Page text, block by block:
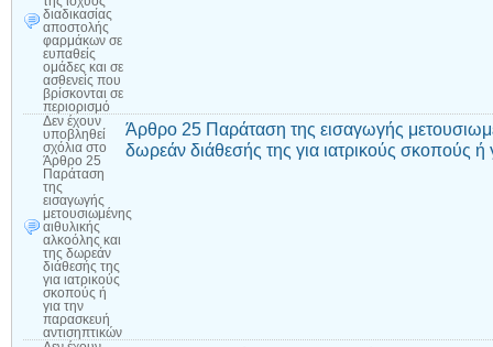
διαδικασίας
αποστολής
φαρμάκων σε
ευπαθείς
ομάδες και σε
ασθενείς που
βρίσκονται σε
περιορισμό
Δεν έχουν
υποβληθεί
σχόλια στο
Άρθρο 25
Παράταση
της
εισαγωγής
μετουσιωμένης
αιθυλικής
αλκοόλης και
της δωρεάν
διάθεσής της
για ιατρικούς
σκοπούς ή
για την
παρασκευή
αντισηπτικών
Άρθρο 25 Παράταση της εισαγωγής
δωρεάν διάθεσής της για ιατρικούς σκοπούς